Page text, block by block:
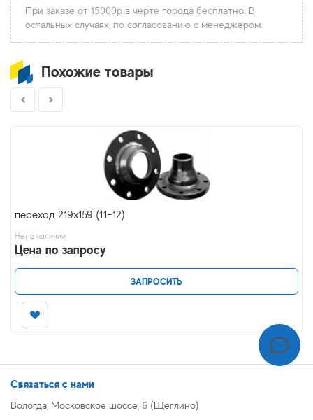
При заказе от 15000р в черте города бесплатно. В
остальных случаях, по согласованию с менеджером.
Похожие товары
переход 219x159 (11-12)
Нет в наличии
Цена по запросу
ЗАПРОСИТЬ
Связаться с нами
Вологда, Московское шоссе, 6 (Щеглино)